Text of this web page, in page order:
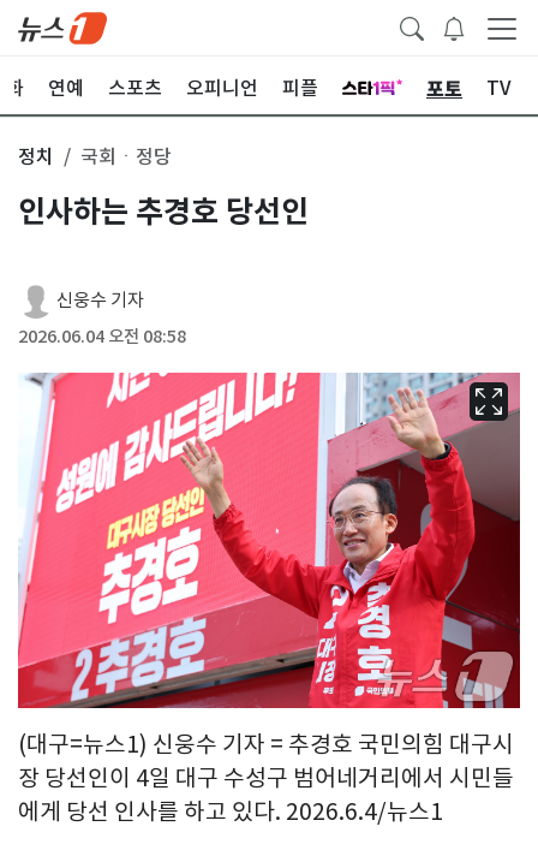
화 연예 스포츠 오피니언 피플 포토 TV
정치 국회ㆍ정당
인사하는 추경호 당선인
신웅수 기자
2026.06.04 오전 08:58
(대구=뉴스1) 신웅수 기자 = 추경호 국민의힘 대구시
장 당선인이 4일 대구 수성구 범어네거리에서 시민들
에게 당선 인사를 하고 있다. 2026.6.4/뉴스1